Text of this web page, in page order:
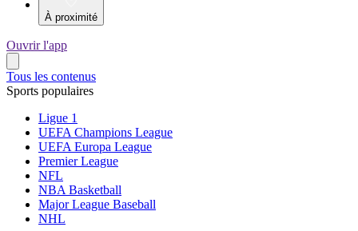
À proximité
Ouvrir l'app
Tous les contenus
Sports populaires
Ligue 1
UEFA Champions League
UEFA Europa League
Premier League
NFL
NBA Basketball
Major League Baseball
NHL